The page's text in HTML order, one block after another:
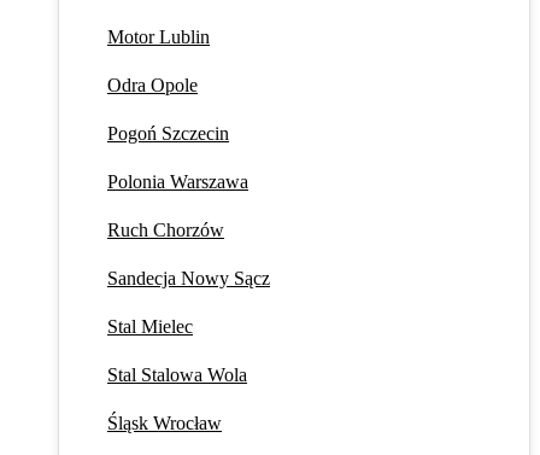
Motor Lublin
Odra Opole
Pogoń Szczecin
Polonia Warszawa
Ruch Chorzów
Sandecja Nowy Sącz
Stal Mielec
Stal Stalowa Wola
Śląsk Wrocław